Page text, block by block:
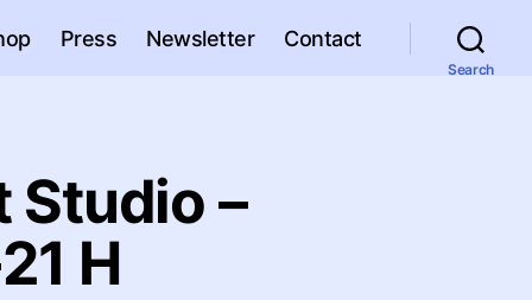
Press Newsletter Contact
Search
Studio –
H